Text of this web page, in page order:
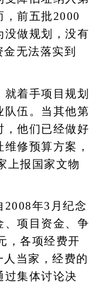
，前五批2000
没做规划，没有
无法落实到
着手项目规划
队伍。当其他第
，他们已经做好
修预算方案，
上报国家文物
2008年3月纪念
、项目资金、争
，各项经费开
人当家，经费的
过集体讨论决